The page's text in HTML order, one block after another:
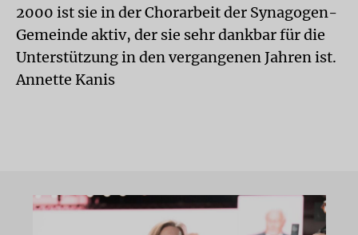
2000 ist sie in der Chorarbeit der Synagogen-
Gemeinde aktiv, der sie sehr dankbar für die
Unterstützung in den vergangenen Jahren ist.
Annette Kanis